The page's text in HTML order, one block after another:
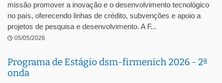
missão promover a inovação e o desenvolvimento tecnológico
no país, oferecendo linhas de crédito, subvenções e apoio a
projetos de pesquisa e desenvolvimento. A F...
05/05/2026
Programa de Estágio dsm-firmenich 2026 - 2ª
onda